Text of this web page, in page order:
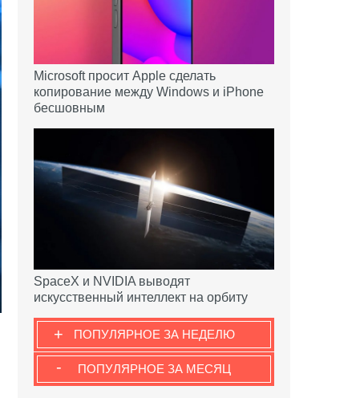
Microsoft просит Apple сделать
копирование между Windows и iPhone
бесшовным
SpaceX и NVIDIA выводят
искусственный интеллект на орбиту
ПОПУЛЯРНОЕ ЗА НЕДЕЛЮ
+
ПОПУЛЯРНОЕ ЗА МЕСЯЦ
-